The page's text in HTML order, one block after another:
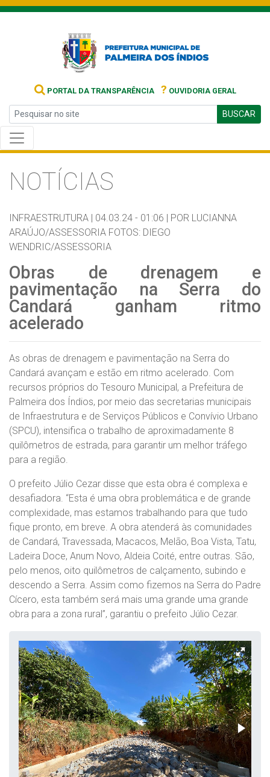
PORTAL DA TRANSPARÊNCIA ? OUVIDORIA GERAL
BUSCAR
NOTÍCIAS
INFRAESTRUTURA | 04.03.24 - 01:06 | POR LUCIANNA
ARAÚJO/ASSESSORIA FOTOS: DIEGO
WENDRIC/ASSESSORIA
Obras de drenagem e
pavimentação na Serra do
Candará ganham ritmo
acelerado
As obras de drenagem e pavimentação na Serra do
Candará avançam e estão em ritmo acelerado. Com
recursos próprios do Tesouro Municipal, a Prefeitura de
Palmeira dos Índios, por meio das secretarias municipais
de Infraestrutura e de Serviços Públicos e Convívio Urbano
(SPCU), intensifica o trabalho de aproximadamente 8
quilômetros de estrada, para garantir um melhor tráfego
para a região.
O prefeito Júlio Cezar disse que esta obra é complexa e
desafiadora. “Esta é uma obra problemática e de grande
complexidade, mas estamos trabalhando para que tudo
fique pronto, em breve. A obra atenderá às comunidades
de Candará, Travessada, Macacos, Melão, Boa Vista, Tatu,
Ladeira Doce, Anum Novo, Aldeia Coité, entre outras. São,
pelo menos, oito quilômetros de calçamento, subindo e
descendo a Serra. Assim como fizemos na Serra do Padre
Cícero, esta também será mais uma grande uma grande
obra para a zona rural”, garantiu o prefeito Júlio Cezar.